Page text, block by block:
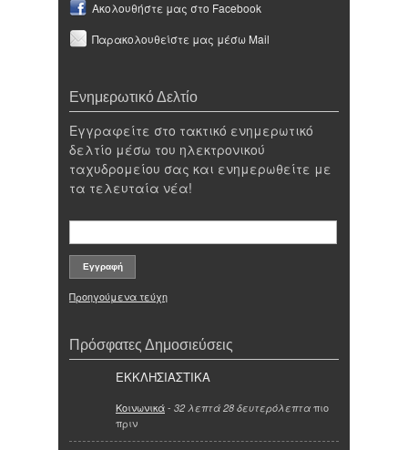
Ακολουθήστε μας στο Facebook
Παρακολουθείστε μας μέσω Mail
Ενημερωτικό Δελτίο
Εγγραφείτε στο τακτικό ενημερωτικό
δελτίο μέσω του ηλεκτρονικού
ταχυδρομείου σας και ενημερωθείτε με
τα τελευταία νέα!
Προηγούμενα τεύχη
Πρόσφατες Δημοσιεύσεις
ΕΚΚΛΗΣΙΑΣΤΙΚΑ
Κοινωνικά- 32 λεπτά 28 δευτερόλεπτα πιο
πριν